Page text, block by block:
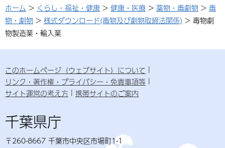
ホーム > くらし・福祉・健康 > 健康・医療 > 薬物・毒劇物 > 毒
物・劇物 > 様式ダウンロード(毒物及び劇物取締法関係) > 毒物劇
物製造業・輸入業
このホームページ（ウェブサイト）について
リンク・著作権・プライバシー・免責事項等
サイト運営の考え方
携帯サイトのご案内
千葉県庁
〒260-8667 千葉市中央区市場町1-1